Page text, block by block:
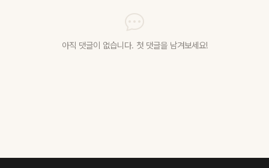
아직 댓글이 없습니다. 첫 댓글을 남겨보세요!